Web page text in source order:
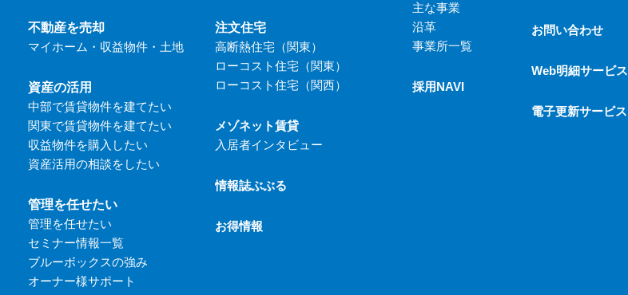
不動産を売却
マイホーム・収益物件・土地
資産の活用
中部で賃貸物件を建てたい
関東で賃貸物件を建てたい
収益物件を購入したい
資産活用の相談をしたい
管理を任せたい
管理を任せたい
セミナー情報一覧
ブルーボックスの強み
オーナー様サポート
注文住宅
高断熱住宅（関東）
ローコスト住宅（関東）
ローコスト住宅（関西）
メゾネット賃貸
入居者インタビュー
情報誌ぶぶる
お得情報
主な事業
沿革
事業所一覧
採用NAVI
お問い合わせ
Web明細サービス
電子更新サービス